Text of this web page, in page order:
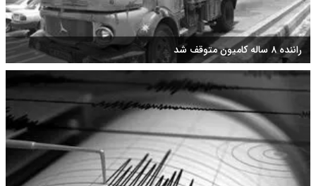
راننده ۸ ساله کامیون متوقف شد